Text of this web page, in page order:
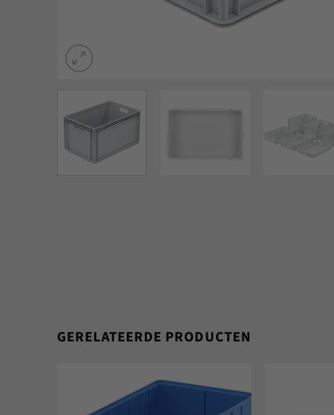
GERELATEERDE PRODUCTEN